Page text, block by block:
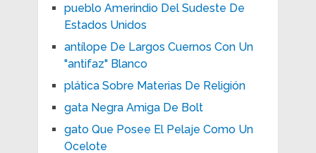
pueblo Amerindio Del Sudeste De
Estados Unidos
antílope De Largos Cuernos Con Un
"antifaz" Blanco
plática Sobre Materias De Religión
gata Negra Amiga De Bolt
gato Que Posee El Pelaje Como Un
Ocelote